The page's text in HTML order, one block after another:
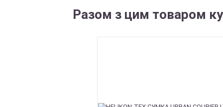
Разом з цим товаром